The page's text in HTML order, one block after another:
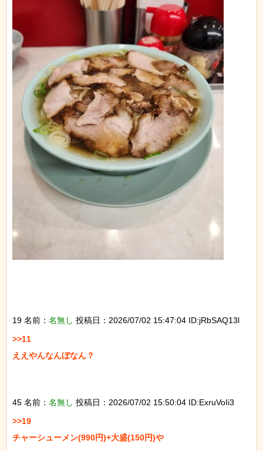
19 名前： 名無し 投稿日：2026/07/02 15:47:04 ID:jRbSAQ13l
>>11
ええやんなんぼなん？
45 名前： 名無し 投稿日：2026/07/02 15:50:04 ID:ExruVoIi3
>>19
チャーシューメン(990円)+大盛(150円)や